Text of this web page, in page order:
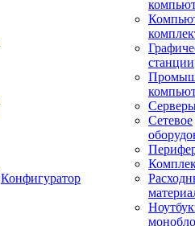
Конфигуратор
станции
Сетевое